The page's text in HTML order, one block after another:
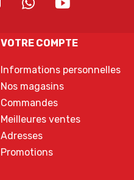
VOTRE COMPTE
Informations personnelles
Nos magasins
Commandes
Meilleures ventes
Adresses
Promotions